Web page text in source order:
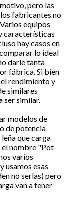
pero las
fabricantes no
equipos
características
hay casos en
lo ideal
darle tanta
fábrica. Si bien
rendimiento y
similares
ser similar.
modelos de
de potencia
que carga
el nombre "Pot-
varios
usamos esas
no serlas) pero
van a tener